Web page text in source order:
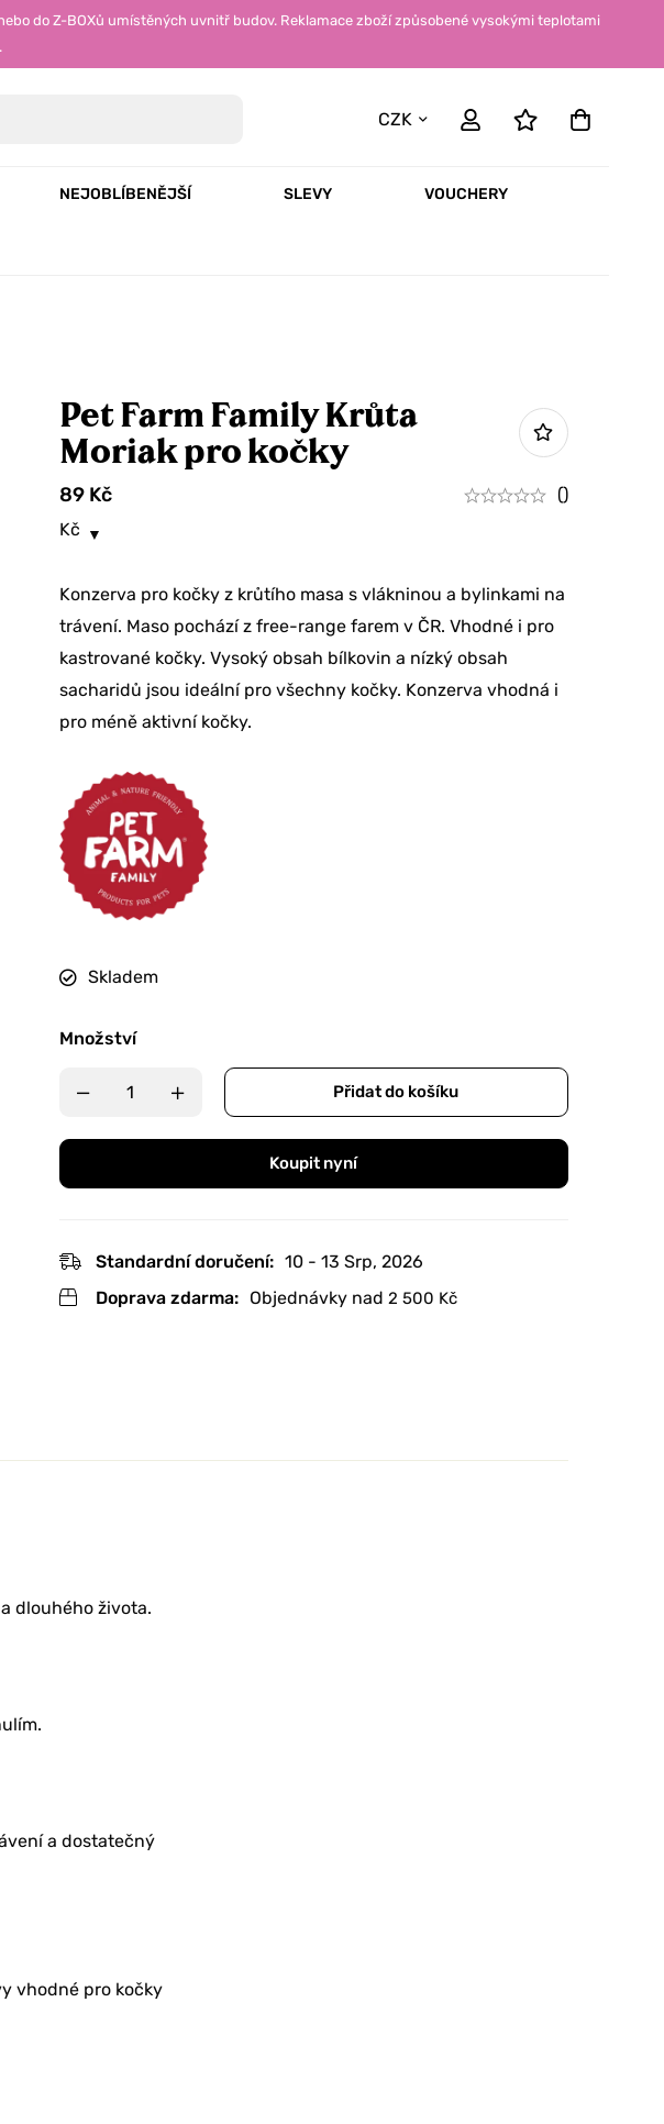
do Z-BOXů umístěných uvnitř budov. Reklamace zboží způsobené vysokými teplotami
CZK
NEJOBLÍBENĚJŠÍ SLEVY VOUCHERY
Pet Farm Family Krůta
Moriak pro kočky
89 Kč
()
Kč
Konzerva pro kočky z krůtího masa s vlákninou a bylinkami na
trávení. Maso pochází z free-range farem v ČR. Vhodné i pro
kastrované kočky. Vysoký obsah bílkovin a nízký obsah
sacharidů jsou ideální pro všechny kočky. Konzerva vhodná i
pro méně aktivní kočky.
Skladem
Množství
Přidat do košíku
Koupit nyní
Standardní doručení: 10 - 13 Srp, 2026
Doprava zdarma: Objednávky nad 2 500 Kč
dlouhého života.
a dostatečný
vhodné pro kočky